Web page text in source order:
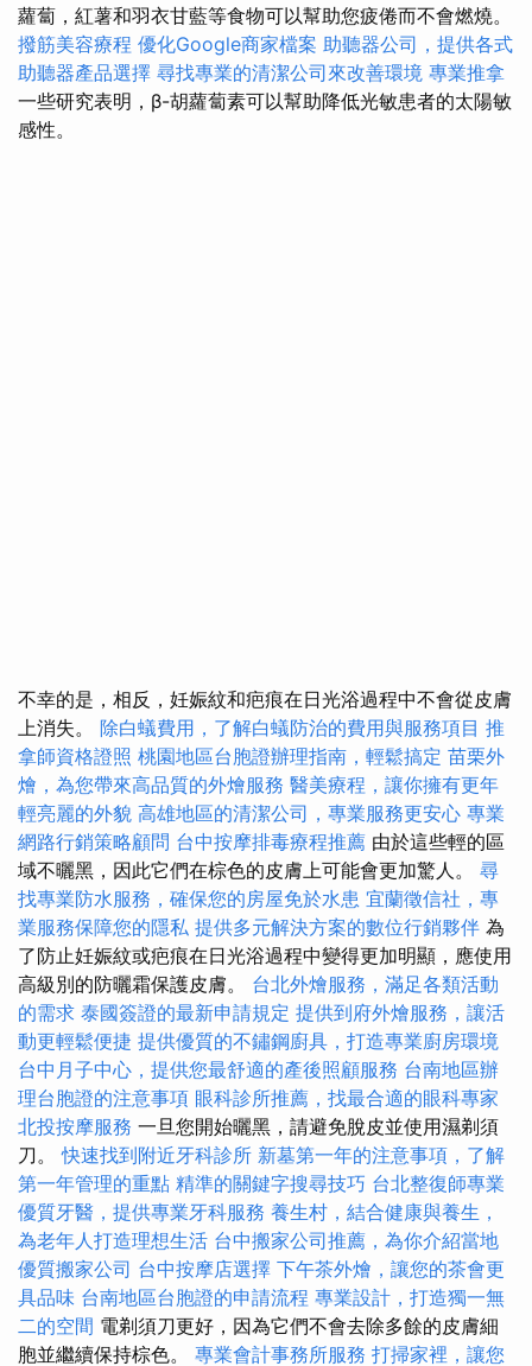
蘿蔔，紅薯和羽衣甘藍等食物可以幫助您疲倦而不會燃燒。
撥筋美容療程 優化Google商家檔案 助聽器公司，提供各式
助聽器產品選擇 尋找專業的清潔公司來改善環境 專業推拿
一些研究表明，β-胡蘿蔔素可以幫助降低光敏患者的太陽敏
感性。
不幸的是，相反，妊娠紋和疤痕在日光浴過程中不會從皮膚
上消失。 除白蟻費用，了解白蟻防治的費用與服務項目 推
拿師資格證照 桃園地區台胞證辦理指南，輕鬆搞定 苗栗外
燴，為您帶來高品質的外燴服務 醫美療程，讓你擁有更年
輕亮麗的外貌 高雄地區的清潔公司，專業服務更安心 專業
網路行銷策略顧問 台中按摩排毒療程推薦 由於這些輕的區
域不曬黑，因此它們在棕色的皮膚上可能會更加驚人。 尋
找專業防水服務，確保您的房屋免於水患 宜蘭徵信社，專
業服務保障您的隱私 提供多元解決方案的數位行銷夥伴 為
了防止妊娠紋或疤痕在日光浴過程中變得更加明顯，應使用
高級別的防曬霜保護皮膚。 台北外燴服務，滿足各類活動
的需求 泰國簽證的最新申請規定 提供到府外燴服務，讓活
動更輕鬆便捷 提供優質的不鏽鋼廚具，打造專業廚房環境
台中月子中心，提供您最舒適的產後照顧服務 台南地區辦
理台胞證的注意事項 眼科診所推薦，找最合適的眼科專家
北投按摩服務 一旦您開始曬黑，請避免脫皮並使用濕剃須
刀。快速找到附近牙科診所 新墓第一年的注意事項，了解
第一年管理的重點 精準的關鍵字搜尋技巧 台北整復師專業
優質牙醫，提供專業牙科服務 養生村，結合健康與養生，
為老年人打造理想生活 台中搬家公司推薦，為你介紹當地
優質搬家公司 台中按摩店選擇 下午茶外燴，讓您的茶會更
具品味 台南地區台胞證的申請流程 專業設計，打造獨一無
二的空間 電剃須刀更好，因為它們不會去除多餘的皮膚細
胞並繼續保持棕色。 專業會計事務所服務 打掃家裡，讓您